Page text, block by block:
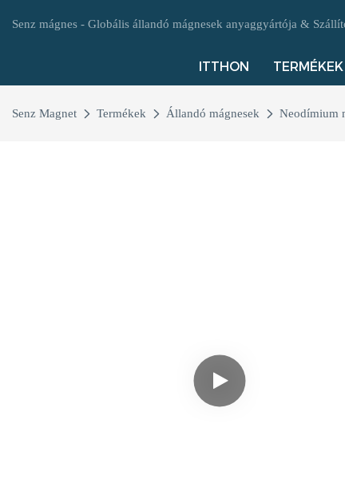
Senz mágnes - Globális állandó mágnesek anyaggyártója &
ITTHON TERMÉKEK
Senz Magnet Termékek Állandó mágnesek Neodímium